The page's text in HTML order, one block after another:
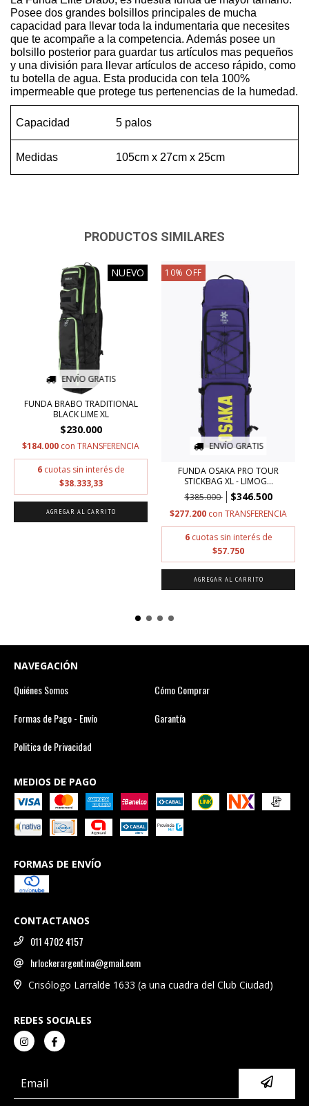
Posee dos grandes bolsillos principales de mucha
capacidad para llevar toda la indumentaria que necesites
que te acompañe a la competencia. Además posee un
bolsillo posterior para guardar tus artículos mas pequeños
y una división para llevar artículos de acceso rápido, como
tu botella de agua. Esta producida con tela 100%
impermeable que protege tus pertenencias de la humedad.
Capacidad 5 palos
Medidas 105cm x 27cm x 25cm
PRODUCTOS SIMILARES
ENVÍO GRATIS
NUEVO
FUNDA BRABO TRADITIONAL
BLACK LIME XL
$230.000
$184.000 con TRANSFERENCIA
6 cuotas sin interés de
$38.333,33
10% OFF
ENVÍO GRATIS
FUNDA OSAKA PRO TOUR
STICKBAG XL - LIMOG...
$385.000
$346.500
$277.200 con TRANSFERENCIA
6 cuotas sin interés de
$57.750
NAVEGACIÓN
Quiénes Somos
Cómo Comprar
Formas de Pago - Envío
Garantía
Politica de Privacidad
MEDIOS DE PAGO
FORMAS DE ENVÍO
CONTACTANOS
011 4702 4157
hrlockerargentina@gmail.com
Crisólogo Larralde 1633 (a una cuadra del Club Ciudad)
REDES SOCIALES